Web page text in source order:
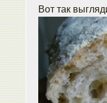
Вот так